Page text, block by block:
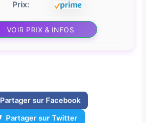
VOIR PRIX & INFOS
Partager sur Facebook
Partager sur Twitter